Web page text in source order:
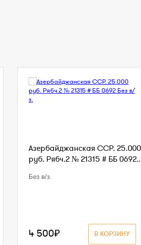
Азербайджанская ССР. 25.000
руб. Рябч.2 № 21315 # ББ
Без в/з.
В КОРЗИНУ
4 500₽